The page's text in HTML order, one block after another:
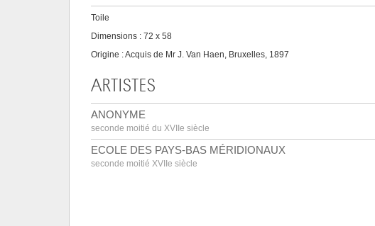
Toile
Dimensions : 72 x 58
Origine : Acquis de Mr J. Van Haen, Bruxelles, 1897
ARTISTES
ANONYME
seconde moitié du XVIIe siècle
ECOLE DES PAYS-BAS MÉRIDIONAUX
seconde moitié XVIIe siècle